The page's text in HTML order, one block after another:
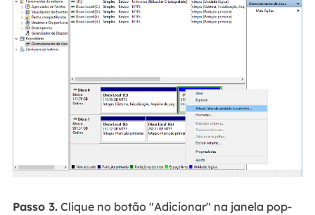
Passo 3.Clique no botão "Adicionar" na janela pop-